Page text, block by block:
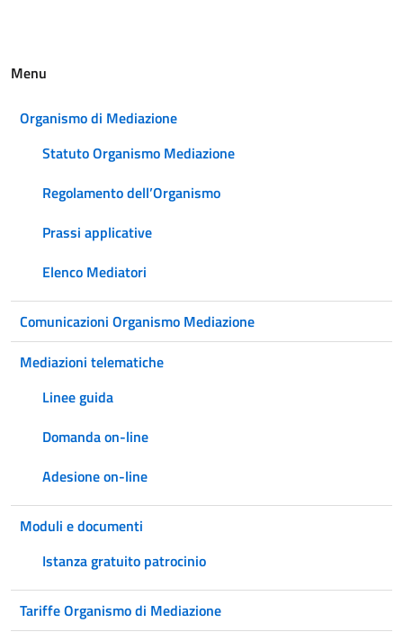
Menu
Organismo di Mediazione
Statuto Organismo Mediazione
Regolamento dell’Organismo
Prassi applicative
Elenco Mediatori
Comunicazioni Organismo Mediazione
Mediazioni telematiche
Linee guida
Domanda on-line
Adesione on-line
Moduli e documenti
Istanza gratuito patrocinio
Tariffe Organismo di Mediazione